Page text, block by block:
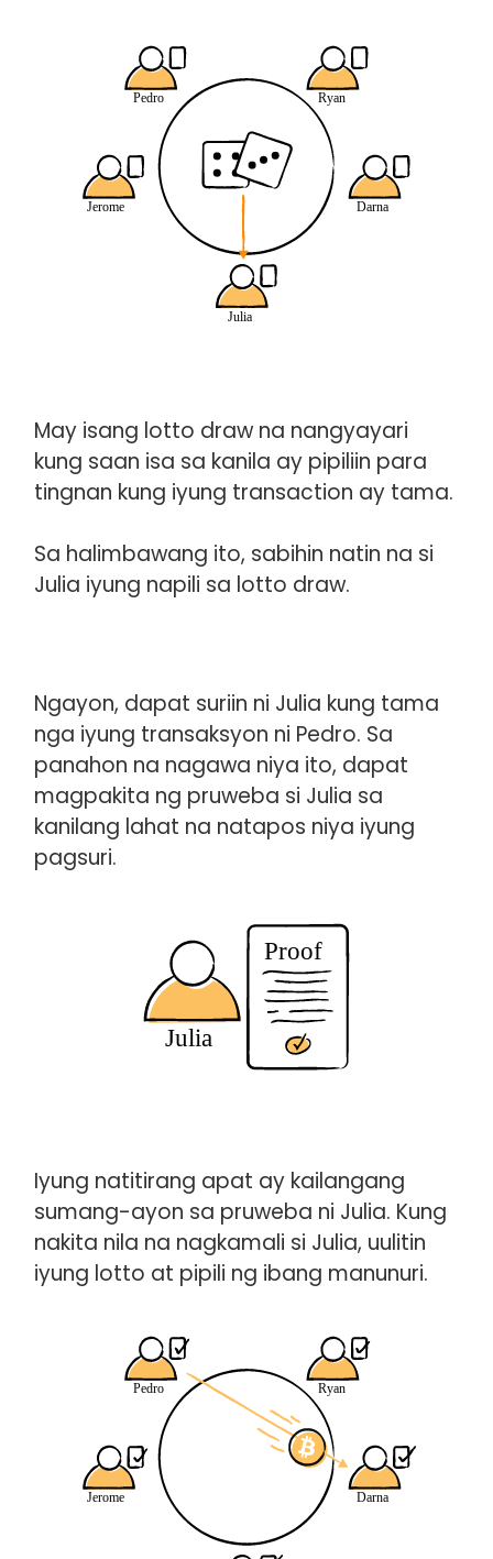
May isang lotto draw na nangyayari
kung saan isa sa kanila ay pipiliin para
tingnan kung iyung transaction ay tama.
Sa halimbawang ito, sabihin natin na si
Julia iyung napili sa lotto draw.
Ngayon, dapat suriin ni Julia kung tama
nga iyung transaksyon ni Pedro. Sa
panahon na nagawa niya ito, dapat
magpakita ng pruweba si Julia sa
kanilang lahat na natapos niya iyung
pagsuri.
Iyung natitirang apat ay kailangang
sumang-ayon sa pruweba ni Julia. Kung
nakita nila na nagkamali si Julia, uulitin
iyung lotto at pipili ng ibang manunuri.